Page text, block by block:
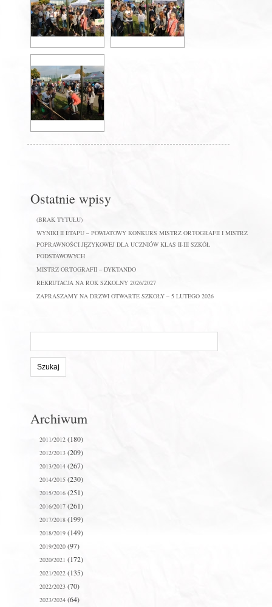
Ostatnie wpisy
(BRAK TYTUŁU)
WYNIKI II ETAPU – POWIATOWY KONKURS MISTRZ ORTOGRAFII I MISTRZ
POPRAWNOŚCI JĘZYKOWEJ DLA UCZNIÓW KLAS II-III SZKÓŁ
PODSTAWOWYCH
MISTRZ ORTOGRAFII – DYKTANDO
REKRUTACJA NA ROK SZKOLNY 2026/2027
ZAPRASZAMY NA DRZWI OTWARTE SZKOŁY – 5 LUTEGO 2026
stronie:
Archiwum
2011/2012(180)
2012/2013(209)
2013/2014(267)
2014/2015(230)
2015/2016(251)
2016/2017(261)
2017/2018(199)
2018/2019(149)
2019/2020(97)
2020/2021 (172)
2021/2022(135)
2022/2023(70)
2023/2024(64)